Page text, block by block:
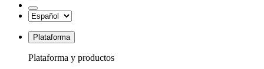
Plataforma
Plataforma y productos